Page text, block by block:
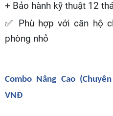
+ Bảo hành kỹ thuật 12
✅
Phù hợp với căn hộ
phòng nhỏ
Combo Nâng Cao
VNĐ